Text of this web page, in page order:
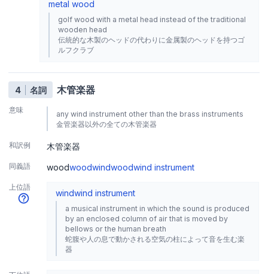
metal wood
golf wood with a metal head instead of the traditional
wooden head
伝統的な木製のヘッドの代わりに金属製のヘッドを持つゴ
ルフクラブ
4 名詞 木管楽器
意味
any wind instrument other than the brass instruments
金管楽器以外の全ての木管楽器
和訳例 木管楽器
同義語 woodwoodwindwoodwind instrument
上位語
windwind instrument
a musical instrument in which the sound is produced
by an enclosed column of air that is moved by
bellows or the human breath
蛇腹や人の息で動かされる空気の柱によって音を生む楽
器